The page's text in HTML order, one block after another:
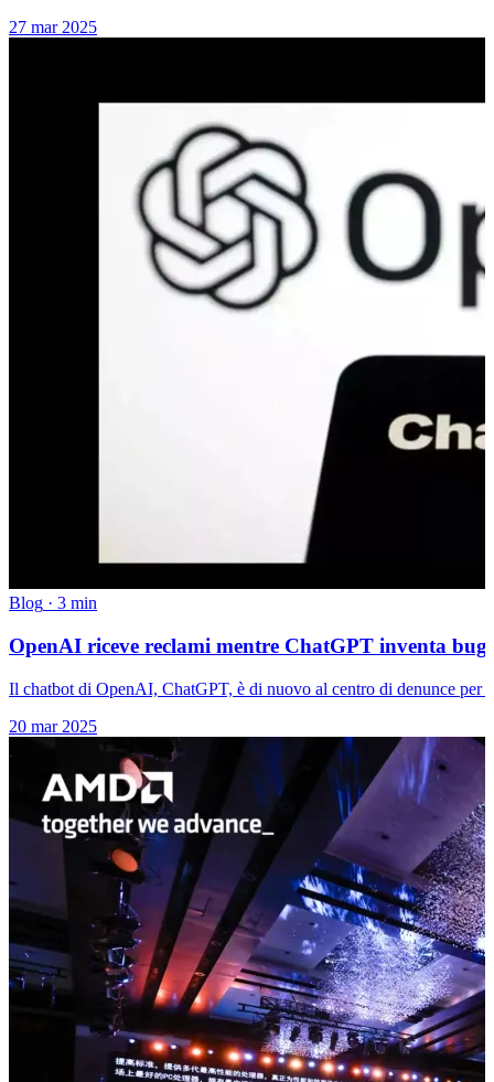
27 mar 2025
Blog · 3 min
OpenAI riceve reclami mentre ChatGPT inventa
Il chatbot di OpenAI, ChatGPT, è di nuovo al centro di denunce per
20 mar 2025